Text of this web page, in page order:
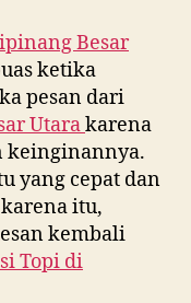
Besar
ketika
pesan dari
Utarakarena
keinginannya.
yang cepat dan
itu,
kembali
Topi di